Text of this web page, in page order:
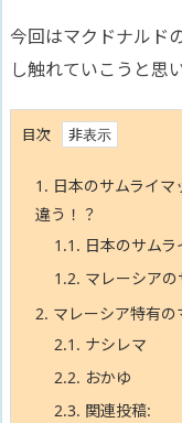
今回はマクドナルド
し触れていこうと思
目次
1. 日本のサムライ
違う！？
1.1. 日本のサムラ
1.2. マレーシア
2. マレーシア特有
2.1. ナシレマ
2.2. おかゆ
2.3. 関連投稿: